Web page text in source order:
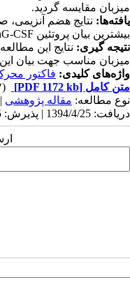
میزبان مقایسه گردید.
یافته‌ها:
بیشترین بیان پروتئین rhG-CSF در سویه Origami E. coli مشاهده گردید.
نتیجه گیری:
میزبان مناسب جهت بیان این
واژه‌های کلیدی: فاکتور
متن کامل [PDF 1172 kb]
(۳۳۹۷ دریافت)
نوع مطالعه: مقاله پژوهشی
دریافت: 1394/4/25 | پذیرش: 1394/4/25 | انتشار: 1394/4/25